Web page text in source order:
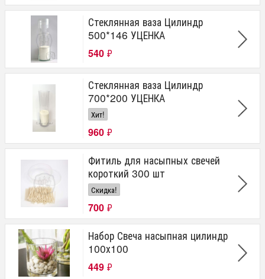
Стеклянная ваза Цилиндр
500*146 УЦЕНКА
540 ₽
Стеклянная ваза Цилиндр
700*200 УЦЕНКА
Хит!
960 ₽
Фитиль для насыпных свечей
короткий 300 шт
Скидка!
700 ₽
Набор Свеча насыпная цилиндр
100х100
449 ₽